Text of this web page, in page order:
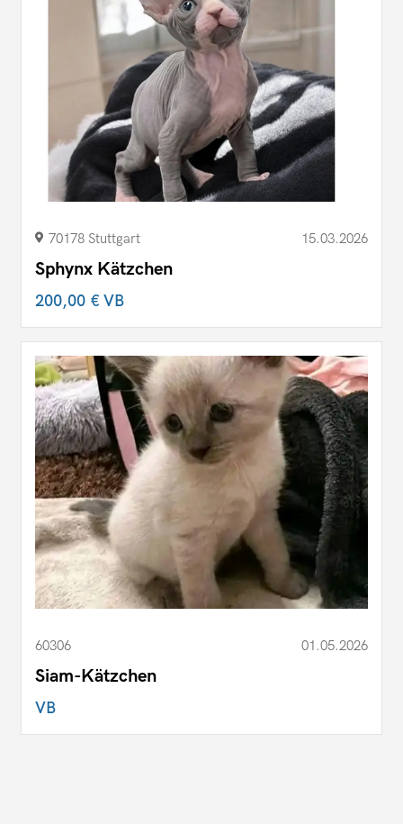
70178 Stuttgart 15.03.2026
Sphynx Kätzchen
200,00 €VB
60306 01.05.2026
Siam-Kätzchen
VB